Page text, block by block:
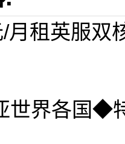
/月租英服双
世界各国◆